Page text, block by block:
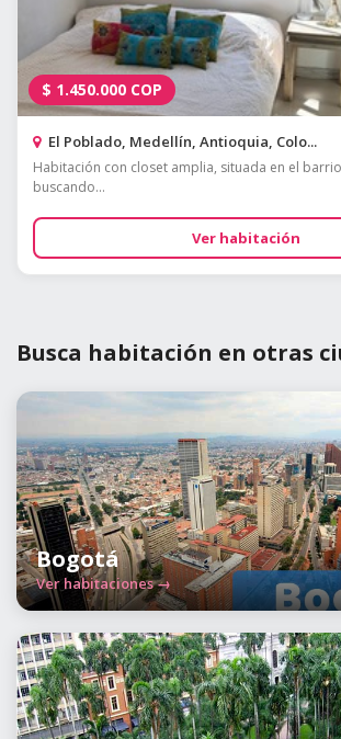
$ 1.450.000 COP
El Poblado, Medellín, Antioquia, Colo...
Habitación con closet amplia, situada en el
buscando...
Ver habitación
Busca habitación en otras
Bogotá
Ver habitaciones →